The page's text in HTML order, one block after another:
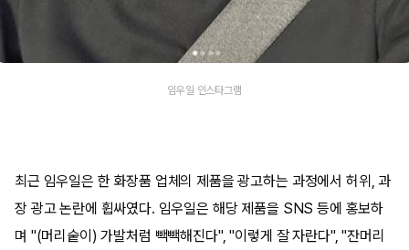
임우일 인스타그램
최근 임우일은 한 화장품 업체의 제품을 광고하는 과정에서 허위, 과
장 광고 논란에 휩싸였다. 임우일은 해당 제품을 SNS 등에 홍보하
며 "(머리숱이) 가발처럼 빽빽해진다", "이렇게 잘 자란다", "잔머리